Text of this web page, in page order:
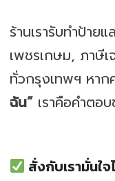
ร้านเรารับทำป้า
เพชรเกษม, ภาษี
ทั่วกรุงเทพฯ หา
ฉัน” เราคือคำตอ
สั่งกับเรามั่นใจ